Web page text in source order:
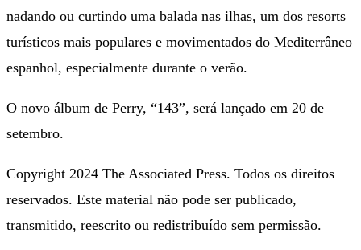
nadando ou curtindo uma balada nas ilhas, um dos resorts
turísticos mais populares e movimentados do Mediterrâneo
espanhol, especialmente durante o verão.
O novo álbum de Perry, “143”, será lançado em 20 de
setembro.
Copyright 2024 The Associated Press. Todos os direitos
reservados. Este material não pode ser publicado,
transmitido, reescrito ou redistribuído sem permissão.